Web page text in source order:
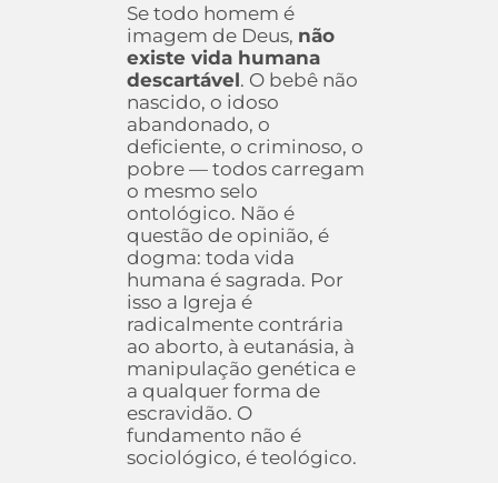
Se todo homem é
imagem de Deus, não
existe vida humana
descartável. O bebê não
nascido, o idoso
abandonado, o
deficiente, o criminoso, o
pobre — todos carregam
o mesmo selo
ontológico. Não é
questão de opinião, é
dogma: toda vida
humana é sagrada. Por
isso a Igreja é
radicalmente contrária
ao aborto, à eutanásia, à
manipulação genética e
a qualquer forma de
escravidão. O
fundamento não é
sociológico, é teológico.